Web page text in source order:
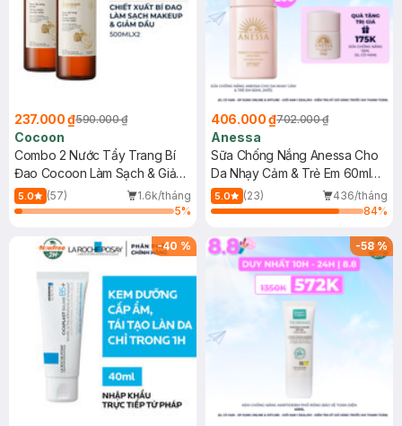
237.000 ₫590.000 ₫
Cocoon
Combo 2 Nước Tẩy Trang Bí
Đao Cocoon Làm Sạch & Giảm
Dầu 500ml
5.0 (57)
1.6k/tháng
5%
406.000 ₫702.000 ₫
Anessa
Sữa Chống Nắng Anessa Cho
Da Nhạy Cảm & Trẻ Em 60ml
(Mới)
5.0 (23)
436/tháng
84%
-40 % -58%